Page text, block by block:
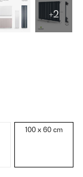
+2
100 x 60 cm